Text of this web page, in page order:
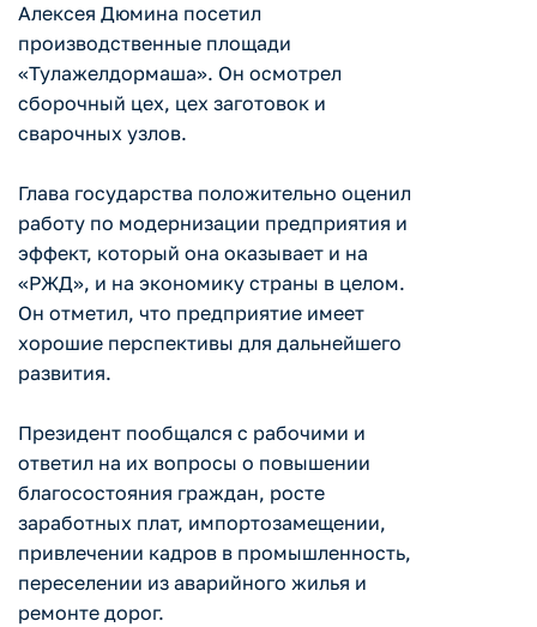
Алексея Дюмина посетил
производственные площади
«Тулажелдормаша». Он осмотрел
сборочный цех, цех заготовок и
сварочных узлов.
Глава государства положительно оценил
работу по модернизации предприятия и
эффект, который она оказывает и на
«РЖД», и на экономику страны в целом.
Он отметил, что предприятие имеет
хорошие перспективы для дальнейшего
развития.
Президент пообщался с рабочими и
ответил на их вопросы о повышении
благосостояния граждан, росте
заработных плат, импортозамещении,
привлечении кадров в промышленность,
переселении из аварийного жилья и
ремонте дорог.